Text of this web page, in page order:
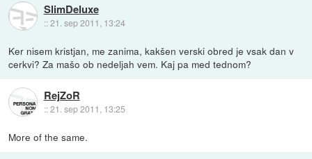
SlimDeluxe
::21. sep 2011, 13:24
Ker nisem kristjan, me zanima, kakšen verski obred je vsak dan v
cerkvi? Za mašo ob nedeljah vem. Kaj pa med tednom?
RejZoR
::21. sep 2011, 13:25
More of the same.